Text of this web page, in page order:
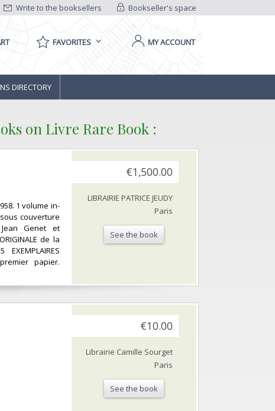
Bookseller's space
Write to the booksellers
FAVORITES MY ACCOUNT
DIRECTORY
on Livre Rare Book :
1 volume in-
sous couverture
Genet et
de la
premier papier.
€1,500.00
LIBRAIRIE PATRICE JEUDY
Paris
See the book
€10.00
Librairie Camille Sourget
Paris
See the book